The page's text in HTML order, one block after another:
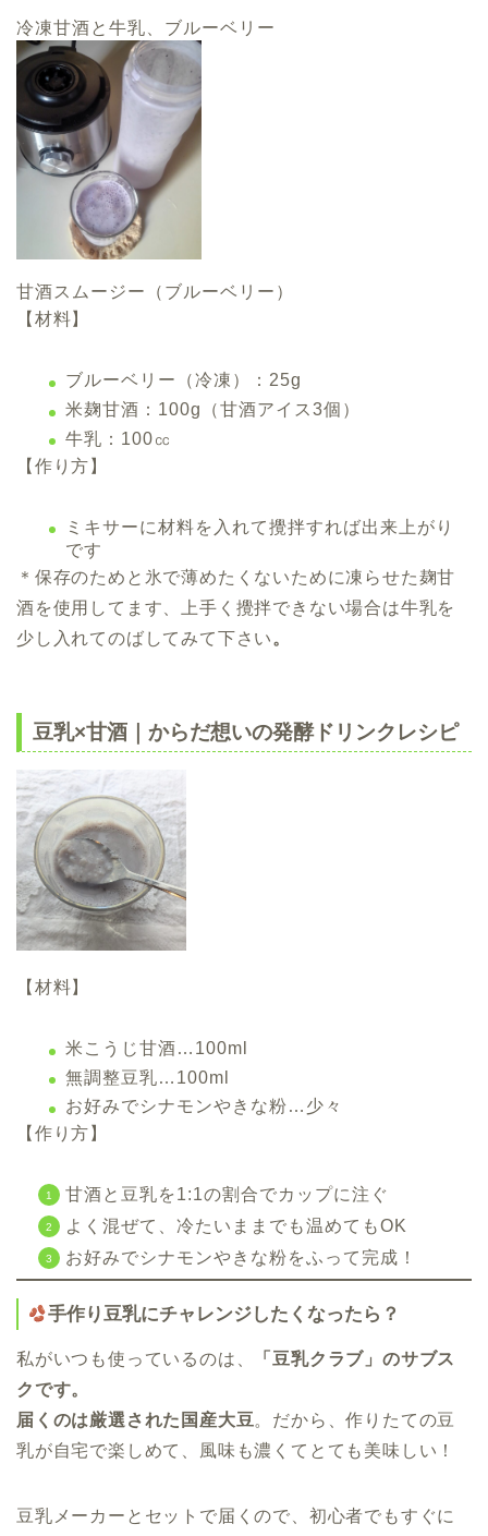
冷凍甘酒と牛乳、ブルーベリー
甘酒スムージー（ブルーベリー）
【材料】
ブルーベリー（冷凍）：25g
米麹甘酒：100g（甘酒アイス3個）
牛乳：100㏄
【作り方】
ミキサーに材料を入れて攪拌すれば出来上がり
です
＊ 保存のためと氷で薄めたくないために凍らせた麹甘
酒を使用してます
上手く攪拌できない場合は牛乳を
少し入れてのばしてみて下さい 。
豆乳×甘酒｜からだ想いの発酵ドリンクレシピ
【材料】
米こうじ甘酒…100ml
無調整豆乳…100ml
お好みでシナモンやきな粉…少々
【作り方】
甘酒と豆乳を1:1の割合でカップに注ぐ
よく混ぜて、冷たいままでも温めてもOK
お好みでシナモンやきな粉をふって完成！
手作り豆乳にチャレンジしたくなったら？
私がいつも使っているのは、
「豆乳クラブ」のサブス
クです。
届くのは厳選された国産大豆。だから、作りたての豆
乳が自宅で楽しめて、風味も濃くてとても美味しい！
豆乳メーカーとセットで届くので、初心者でもすぐに